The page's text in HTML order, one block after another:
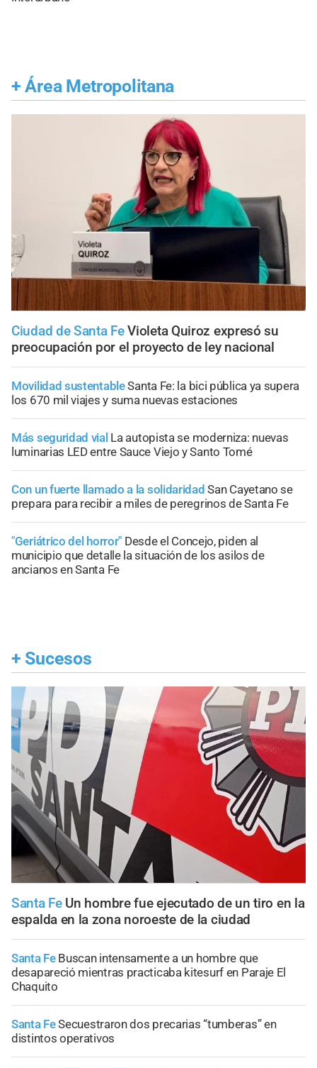
+ Área Metropolitana
Ciudad de Santa Fe Violeta Quiroz expresó su
preocupación por el proyecto de ley nacional
Movilidad sustentableSanta Fe: la bici pública ya supera
los 670 mil viajes y suma nuevas estaciones
Más seguridad vial La autopista se moderniza: nuevas
luminarias LED entre Sauce Viejo y Santo Tomé
Con un fuerte llamado a la solidaridad San Cayetano se
prepara para recibir a miles de peregrinos de Santa Fe
"Geriátrico del horror" Desde el Concejo, piden al
municipio que detalle la situación de los asilos de
ancianos en Santa Fe
+ Sucesos
Santa Fe Un hombre fue ejecutado de un tiro en la
espalda en la zona noroeste de la ciudad
Santa Fe Buscan intensamente a un hombre que
desapareció mientras practicaba kitesurf en Paraje El
Chaquito
Santa FeSecuestraron dos precarias “tumberas” en
distintos operativos